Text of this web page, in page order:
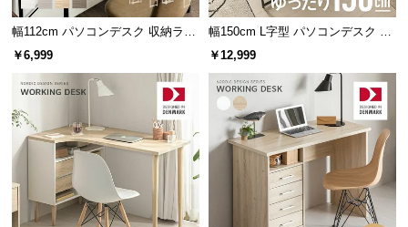
お
客
ポ
ト
分離型はオープン棚をデスクから取り外して使用可
更できます。
幅112cm パソコンデスク 収納ラッ
ク付き 一体型・分離型 コンパクト
￥6,999
幅150cm L字型 パソコンデスク ワ
ークデスク サイド組替可能 コーナ
￥12,999